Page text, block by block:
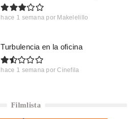
hace 1 semana por Makelelillo
Turbulencia en la oficina
hace 1 semana por Cinefila
Filmlista